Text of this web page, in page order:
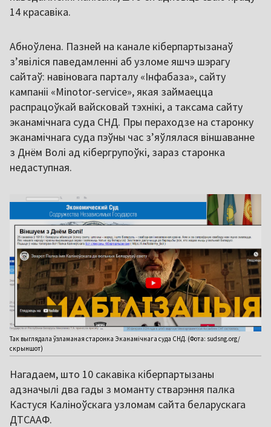
14 красавіка.
Абноўлена. Пазней на канале кіберпартызанаў
з’явіліся паведамленні аб узломе яшчэ шэрагу
сайтаў: навіновага парталу «Інфабаза», сайту
кампаніі «Minotor-service», якая займаецца
распрацоўкай вайсковай тэхнікі, а таксама сайту
эканамічнага суда СНД. Пры пераходзе на старонку
эканамічнага суда пэўны час з’яўлялася віншаванне
з Днём Волі ад кібергрупоўкі, зараз старонка
недаступная.
Так выглядала ўзламаная старонка Эканамічнага суда СНД. (Фота: sudsng.org/
скрыншот)
Нагадаем, што 10 сакавіка кіберпартызаны
адзначылі два гады з моманту стварэння палка
Кастуся Каліноўскага узломам сайта беларускага
ДТСААФ.